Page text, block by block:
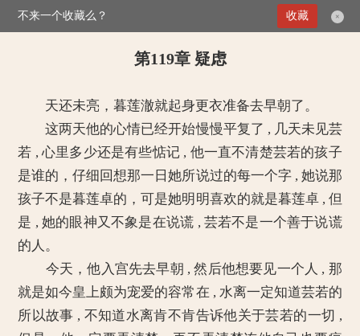
>媚倾天下：妖孽王爷别乱来 第119章 疑虑
第119章 疑虑
天还未亮，暮莲澈就起身更衣准备去早朝了。
这两天他的心情已经开始慢慢平复了 , 几天未见芸
若 , 心里多少还是有些惦记 , 他一直不清楚芸若的孩子
是谁的，仔细回想那一日她所说过的每一个字 , 她说那
孩子不是暮莲卓的，可是她明明喜欢的就是暮莲卓 , 但
是 , 她的眼神又不象是在说谎 , 芸若不是一个善于说谎
的人。
今天，他入宫先去早朝 , 然后他想要见一个人 , 那
就是如今皇上颇为宠爱的容常在 , 水离一定知道芸若的
所以故事 , 不知道水离肯不肯告诉他关于芸若的一切 ,
不来一个收藏么？ ×
收藏